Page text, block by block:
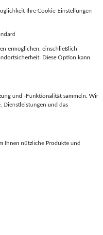
Ihre Cookie-Einstellungen
ermöglichen, einschließlich
Diese Option kann
und -Funktionalität sammeln. Wir
Dienstleistungen und das
Ihnen nützliche Produkte und